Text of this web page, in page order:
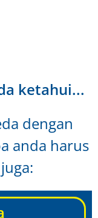
ketahui...
dengan
anda harus